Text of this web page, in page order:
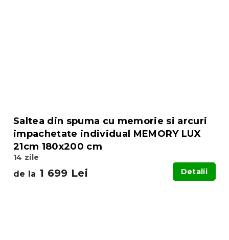
Saltea din spuma cu memorie si arcuri
impachetate individual MEMORY LUX
21cm 180x200 cm
14 zile
de la 1 699 Lei Detalii